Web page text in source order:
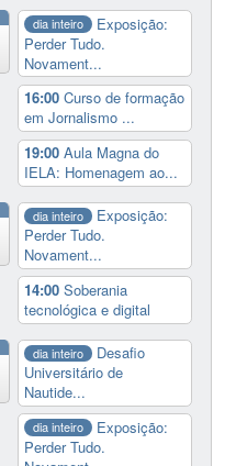
dia inteiro
Exposição:
Perder Tudo.
Novament...
16:00Curso de formação
em Jornalismo ...
19:00Aula Magna do
IELA: Homenagem ao...
dia inteiro
Exposição:
Perder Tudo.
Novament...
14:00Soberania
tecnológica e digital
dia inteiro
Desafio
Universitário de
Nautide...
dia inteiro
Exposição:
Perder Tudo.